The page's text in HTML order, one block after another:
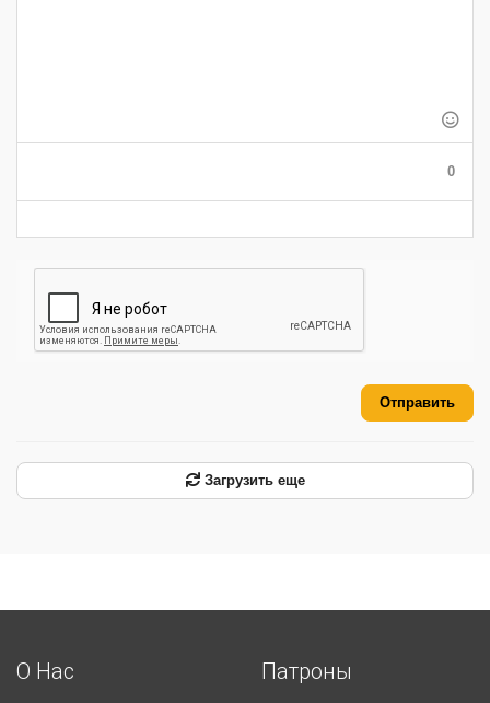
0
Отправить
Загрузить еще
О Нас Патроны